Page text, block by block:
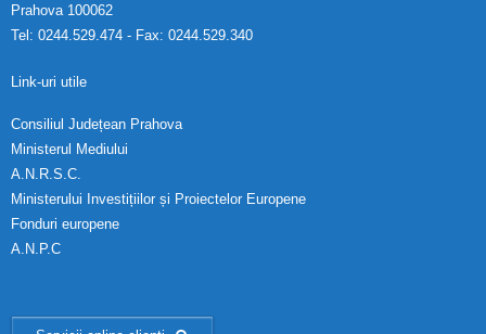
Prahova 100062
Tel: 0244.529.474 - Fax: 0244.529.340
Link-uri utile
Consiliul Județean Prahova
Ministerul Mediului
A.N.R.S.C.
Ministerului Investițiilor și Proiectelor Europene
Fonduri europene
A.N.P.C